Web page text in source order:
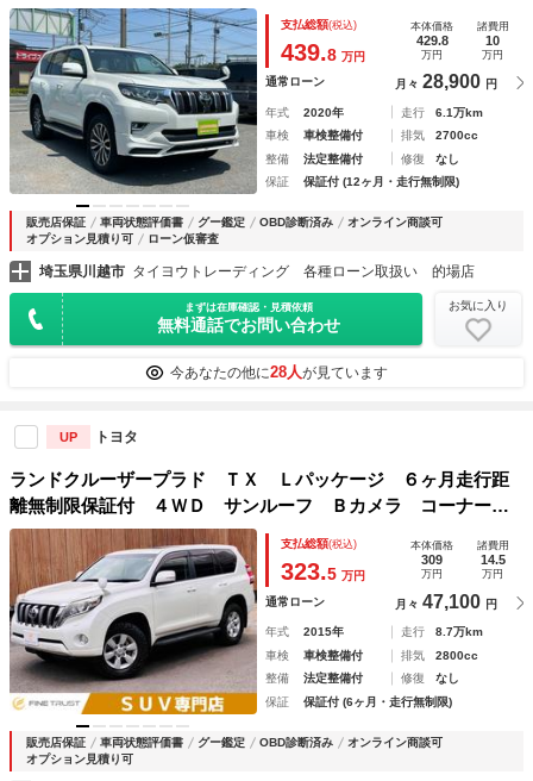
ト 純正アルミホイール 電動シート ナビＴＶ ＥＴＣ バ
ックカメラ ドライブレコーダー Ｂｌｕｅｔｏｏｔｈ接続
ＨＤＭＩ ルーフレール
支払総額(税込)
439.8 万円
本体価格
429.8
万円
諸費用
10
万円
通常ローン 月々 28,900 円
年式 2020年 走行
6.1万km
車検
車検整備付 排気
2700cc
整備
法定整備付 修復
なし
保証
保証付 (12ヶ月・走行無制限)
販売店保証 車両状態評価書 グー鑑定 OBD診断済み
オンライン商談可
オプション見積り可
ローン仮審査
埼玉県川越市 タイヨウトレーディング 各種ローン取扱い 的場店
まずは在庫確認・見積依頼
無料通話でお問い合わせ
お気に入り
今あなたの他に28人が見ています
UP トヨタ
ランドクルーザープラド ＴＸ Ｌパッケージ ６ヶ月走行距
離無制限保証付 ４ＷＤ サンルーフ Ｂカメラ コーナーセ
ンサー フルセグＴＶ シートヒーター 禁煙車 本革シー
ト パワーシート Ｂｌｕｅｔｏｏｔｈ クルーズコントロー
ル ＬＥＤヘッドライト
支払総額(税込)
323.5 万円
本体価格
309
万円
諸費用
14.5
万円
通常ローン 月々 47,100 円
年式 2015年 走行
8.7万km
車検
車検整備付 排気
2800cc
整備
法定整備付 修復
なし
保証
保証付 (6ヶ月・走行無制限)
販売店保証 車両状態評価書 グー鑑定 OBD診断済み
オンライン商談可
オプション見積り可